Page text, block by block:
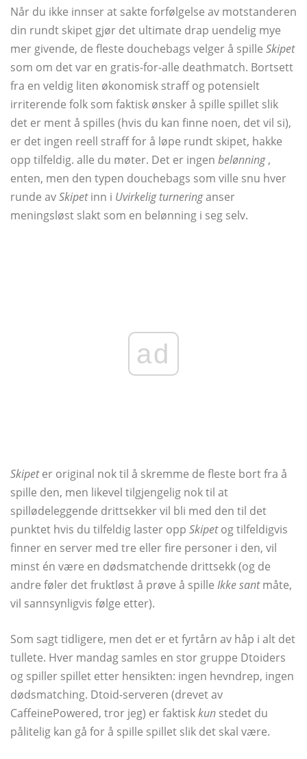
Når du ikke innser at sakte forfølgelse av motstanderen
din rundt skipet gjør det ultimate drap uendelig mye
mer givende, de fleste douchebags velger å spille Skipet
som om det var en gratis-for-alle deathmatch. Bortsett
fra en veldig liten økonomisk straff og potensielt
irriterende folk som faktisk ønsker å spille spillet slik
det er ment å spilles (hvis du kan finne noen, det vil si),
er det ingen reell straff for å løpe rundt skipet, hakke
opp tilfeldig. alle du møter. Det er ingen belønning,
enten, men den typen douchebags som ville snu hver
runde avSkipetinn i Uvirkelig turneringanser
meningsløst slakt som en belønning i seg selv.
ad
Skipeter original nok til å skremme de fleste bort fra å
spille den, men likevel tilgjengelig nok til at
spillødeleggende drittsekker vil bli med den til det
punktet hvis du tilfeldig laster opp Skipetog tilfeldigvis
finner en server med tre eller fire personer i den, vil
minst én være en dødsmatchende drittsekk (og de
andre føler det fruktløst å prøve å spille Ikke santmåte,
vil sannsynligvis følge etter).
Som sagt tidligere, men det er et fyrtårn av håp i alt det
tullete. Hver mandag samles en stor gruppe Dtoiders
og spiller spillet etter hensikten: ingen hevndrep, ingen
dødsmatching. Dtoid-serveren (drevet av
CaffeinePowered, tror jeg) er faktiskkun stedet du
pålitelig kan gå for å spille spillet slik det skal være.